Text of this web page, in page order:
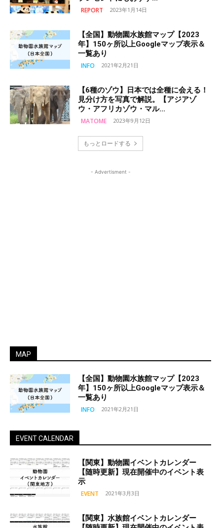
REPORT 2023年1月14日
【全国】動物園水族館マップ【2023
年】150ヶ所以上Googleマップ表示＆
一覧あり
INFO 2021年2月21日
【6種のゾウ】日本では全種に会える！
見分け方を写真で解説。【アジアゾ
ウ・アフリカゾウ・マル...
MATOME 2023年9月12日
もっとロードする
- Advertisment -
MAP
【全国】動物園水族館マップ【2023
年】150ヶ所以上Googleマップ表示＆
一覧あり
INFO 2021年2月21日
EVENT CALENDAR
【関東】動物園イベントカレンダー
【随時更新】現在開催中のイベント表
示
EVENT 2021年3月3日
【関東】水族館イベントカレンダー